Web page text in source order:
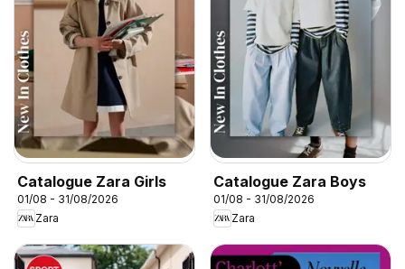
Catalogue Zara Girls
01/08 - 31/08/2026
Zara
Catalogue Zara Boys
01/08 - 31/08/2026
Zara